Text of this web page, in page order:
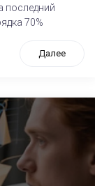
последний
70%
Далее